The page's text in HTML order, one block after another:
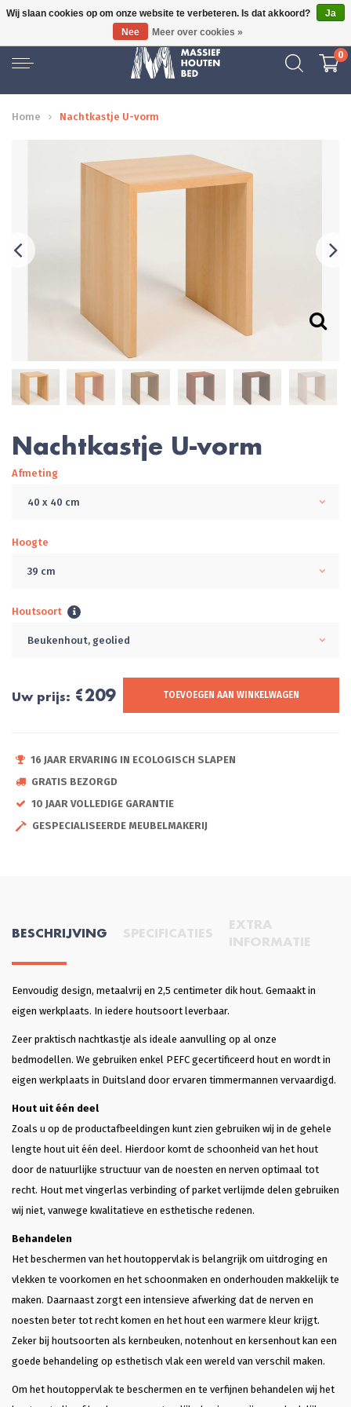
JAAR ERVARING
0
Home Nachtkastje U-vorm
Nachtkastje U-vorm
Afmeting
40 x 40 cm
Hoogte
39 cm
Houtsoort
Beukenhout, geolied
Uw prijs: €209 TOEVOEGEN AAN WINKELWAGEN
16 JAAR ERVARING IN ECOLOGISCH SLAPEN
GRATIS BEZORGD
10 JAAR VOLLEDIGE GARANTIE
GESPECIALISEERDE MEUBELMAKERIJ
BESCHRIJVING SPECIFICATIES
EXTRA
INFORMATIE
Eenvoudig design, metaalvrij en 2,5 centimeter dik hout. Gemaakt in
eigen werkplaats. In iedere houtsoort leverbaar.
Zeer praktisch nachtkastje als ideale aanvulling op al onze
bedmodellen. We gebruiken enkel PEFC gecertificeerd hout en wordt in
eigen werkplaats in Duitsland door ervaren timmermannen vervaardigd.
Hout uit één deel
Zoals u op de productafbeeldingen kunt zien gebruiken wij in de gehele
lengte hout uit één deel. Hierdoor komt de schoonheid van het hout
door de natuurlijke structuur van de noesten en nerven optimaal tot
recht. Hout met vingerlas verbinding of parket verlijmde delen gebruiken
wij niet, vanwege kwalitatieve en esthetische redenen.
Behandelen
Het beschermen van het houtoppervlak is belangrijk om uitdroging en
vlekken te voorkomen en het schoonmaken en onderhouden makkelijk te
maken. Daarnaast zorgt een intensieve afwerking dat de nerven en
noesten beter tot recht komen en het hout een warmere kleur krijgt.
Zeker bij houtsoorten als kernbeuken, notenhout en kersenhout kan een
goede behandeling op esthetisch vlak een wereld van verschil maken.
Om het houtoppervlak te beschermen en te verfijnen behandelen wij het
Wij slaan cookies op om onze website te verbeteren. Is dat akkoord?
Ja
Nee
Meer over cookies »